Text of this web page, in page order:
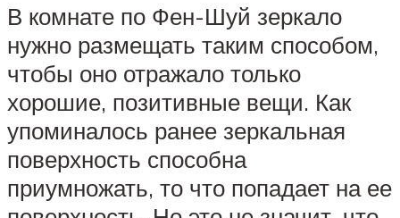
В комнате по Фен-Шуй зеркало
нужно размещать таким способом,
чтобы оно отражало только
хорошие, позитивные вещи. Как
упоминалось ранее зеркальная
поверхность способна
приумножать, то что попадает на ее